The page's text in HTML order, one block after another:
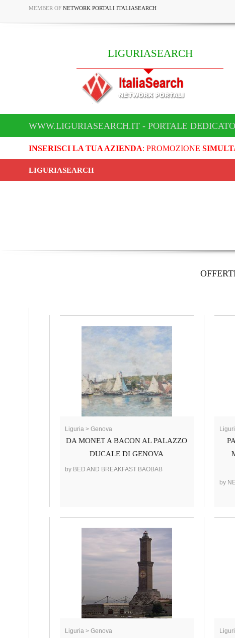
MEMBER OF NETWORK PORTALI ITALIASEARCH
LIGURIASEARCH
WWW.LIGURIASEARCH.IT - PORTALE
INSERISCI LA TUA AZIENDA: PROMOZIONE
LIGURIASEARCH
Liguria > Genova
DA MONET A BACON AL PALAZZO
DUCALE DI GENOVA
by BED AND BREAKFAST BAOBAB
by
Liguria > Genova